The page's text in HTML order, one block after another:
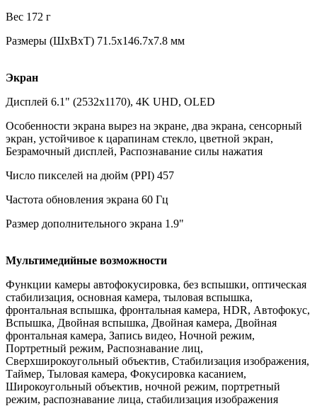
Вес 172 г
Размеры (ШxВxТ) 71.5x146.7x7.8 мм
Экран
Дисплей 6.1" (2532x1170), 4K UHD, OLED
Особенности экрана вырез на экране, два экрана, сенсорный
экран, устойчивое к царапинам стекло, цветной экран,
Безрамочный дисплей, Распознавание силы нажатия
Число пикселей на дюйм (PPI) 457
Частота обновления экрана 60 Гц
Размер дополнительного экрана 1.9"
Мультимедийные возможности
Функции камеры автофокусировка, без вспышки, оптическая
стабилизация, основная камера, тыловая вспышка,
фронтальная вспышка, фронтальная камера, HDR, Автофокус,
Вспышка, Двойная вспышка, Двойная камера, Двойная
фронтальная камера, Запись видео, Ночной режим,
Портретный режим, Распознавание лиц,
Сверхширокоугольный объектив, Стабилизация изображения,
Таймер, Тыловая камера, Фокусировка касанием,
Широкоугольный объектив, ночной режим, портретный
режим, распознавание лица, стабилизация изображения